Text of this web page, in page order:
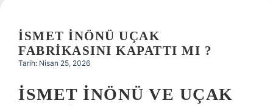
İSMET İNÖNÜ UÇAK
FABRIKASINI KAPATTI MI ?
Tarih: Nisan 25, 2026
İSMET İNÖNÜ VE UÇAK